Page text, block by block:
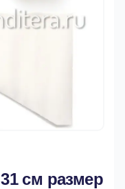
см размер